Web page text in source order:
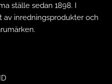
ställe sedan 1898. I
inredningsprodukter och